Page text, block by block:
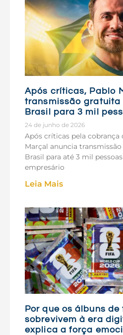
Após críticas, Pablo
transmissão gratuita
Brasil para 3 mil
24 de junho de 2026
Após críticas pela cobrança
Marçal anuncia
Brasil para até 3 mil
empresário
Leia Mais
Por que os álbuns
sobrevivem à era
explica a força